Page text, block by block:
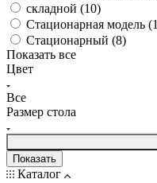
складной (10)
Стационарная модель (1
Стационарный (8)
Показать все
Цвет
Все
Размер стола
Показать
Каталог